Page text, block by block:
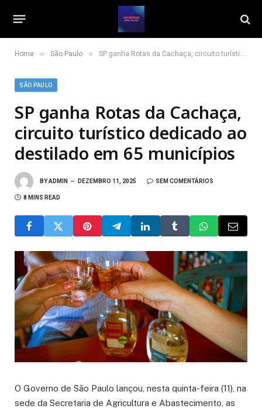
Home » São Paulo » SP ganha Rotas da Cachaça, circuito turístico dedicado ao destilado em 65 municípios
SÃO PAULO
SP ganha Rotas da Cachaça,
circuito turístico dedicado ao
destilado em 65 municípios
BYADMIN DEZEMBRO 11, 2025 SEM COMENTÁRIOS
8 MINS READ
O Governo de São Paulo lançou, nesta quinta-feira (11), na
sede da Secretaria de Agricultura e Abastecimento, as